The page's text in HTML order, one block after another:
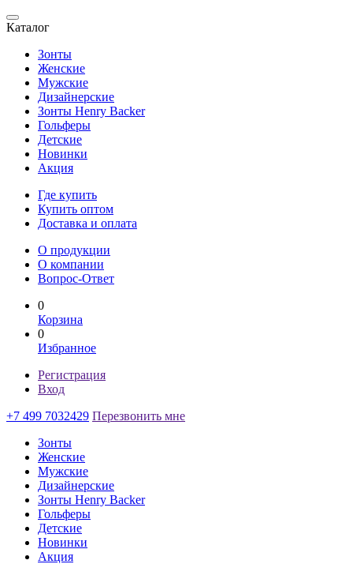
Каталог
Зонты
Женские
Мужские
Дизайнерские
Зонты Henry Backer
Гольферы
Детские
Новинки
Акция
Где купить
Купить оптом
Доставка и оплата
О продукции
О компании
Вопрос-Ответ
0
Корзина
0
Избранное
Регистрация
Вход
+7 499 7032429 Перезвонить мне
Зонты
Женские
Мужские
Дизайнерские
Зонты Henry Backer
Гольферы
Детские
Новинки
Акция